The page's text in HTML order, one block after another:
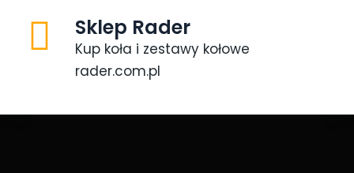
Sklep Rader
Kup koła i zestawy kołowe
rader.com.pl